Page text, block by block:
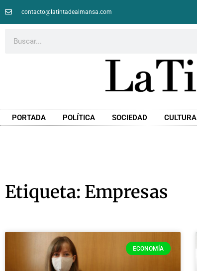
contacto@latintadealmansa.com
PORTADA POLÍTICA SOCIEDAD CULTURA
Etiqueta: Empresas
ECONOMÍA